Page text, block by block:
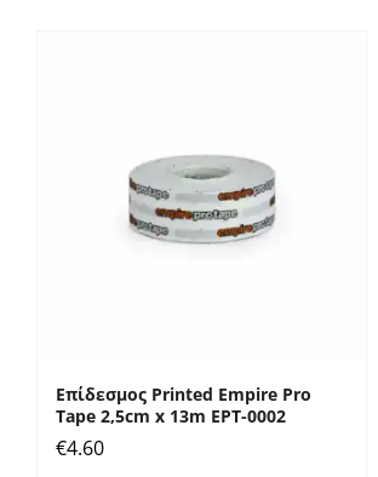
Επίδεσμος Printed Empire Pro
Tape 2,5cm x 13m EPT-0002
€4.60